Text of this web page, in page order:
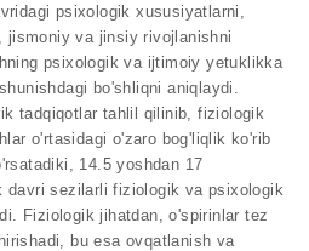
psixologik xususiyatlarni,
jismoniy va jinsiy rivojlanishni
psixologik va ijtimoiy yetuklikka
bo'shliqni aniqlaydi.
tadqiqotlar tahlil qilinib, fiziologik
o'rtasidagi o'zaro bog'liqlik ko'rib
14.5 yoshdan 17
davri sezilarli fiziologik va psixologik
Fiziologik jihatdan, o'spirinlar tez
bu esa ovqatlanish va